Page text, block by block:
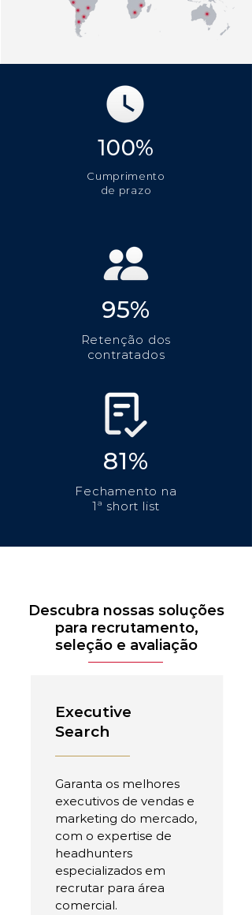
100%
Cumprimento
de prazo
95%
Retenção dos
contratados
81%
Fechamento na
1ª short list
Descubra nossas soluções
para recrutamento,
seleção e avaliação
Executive
Search
Garanta os melhores
executivos de vendas e
marketing do mercado,
com o expertise de
headhunters
especializados em
recrutar para área
comercial.